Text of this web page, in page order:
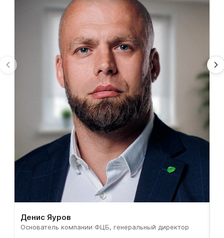
Денис Яуров
Основатель компании ФЦБ, генеральный директор